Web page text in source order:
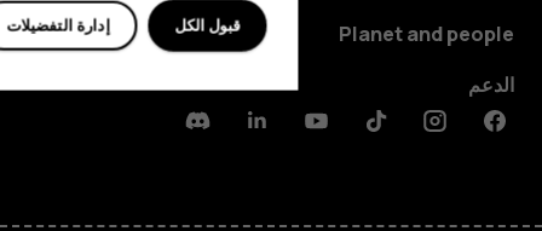
Planet and people
الدعم
Facebook
Instagram
Tiktok
Youtube
Linkedin
Discord
إدارة التفضيلات قبول الكل